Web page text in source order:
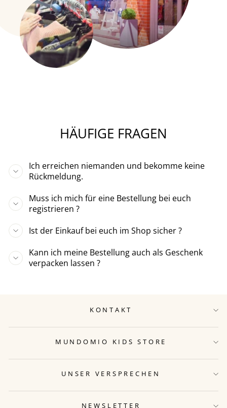
HÄUFIGE FRAGEN
Ich erreichen niemanden und bekomme keine
Rückmeldung.
Muss ich mich für eine Bestellung bei euch
registrieren ?
Ist der Einkauf bei euch im Shop sicher ?
Kann ich meine Bestellung auch als Geschenk
verpacken lassen ?
KONTAKT
MUNDOMIO KIDS STORE
UNSER VERSPRECHEN
NEWSLETTER